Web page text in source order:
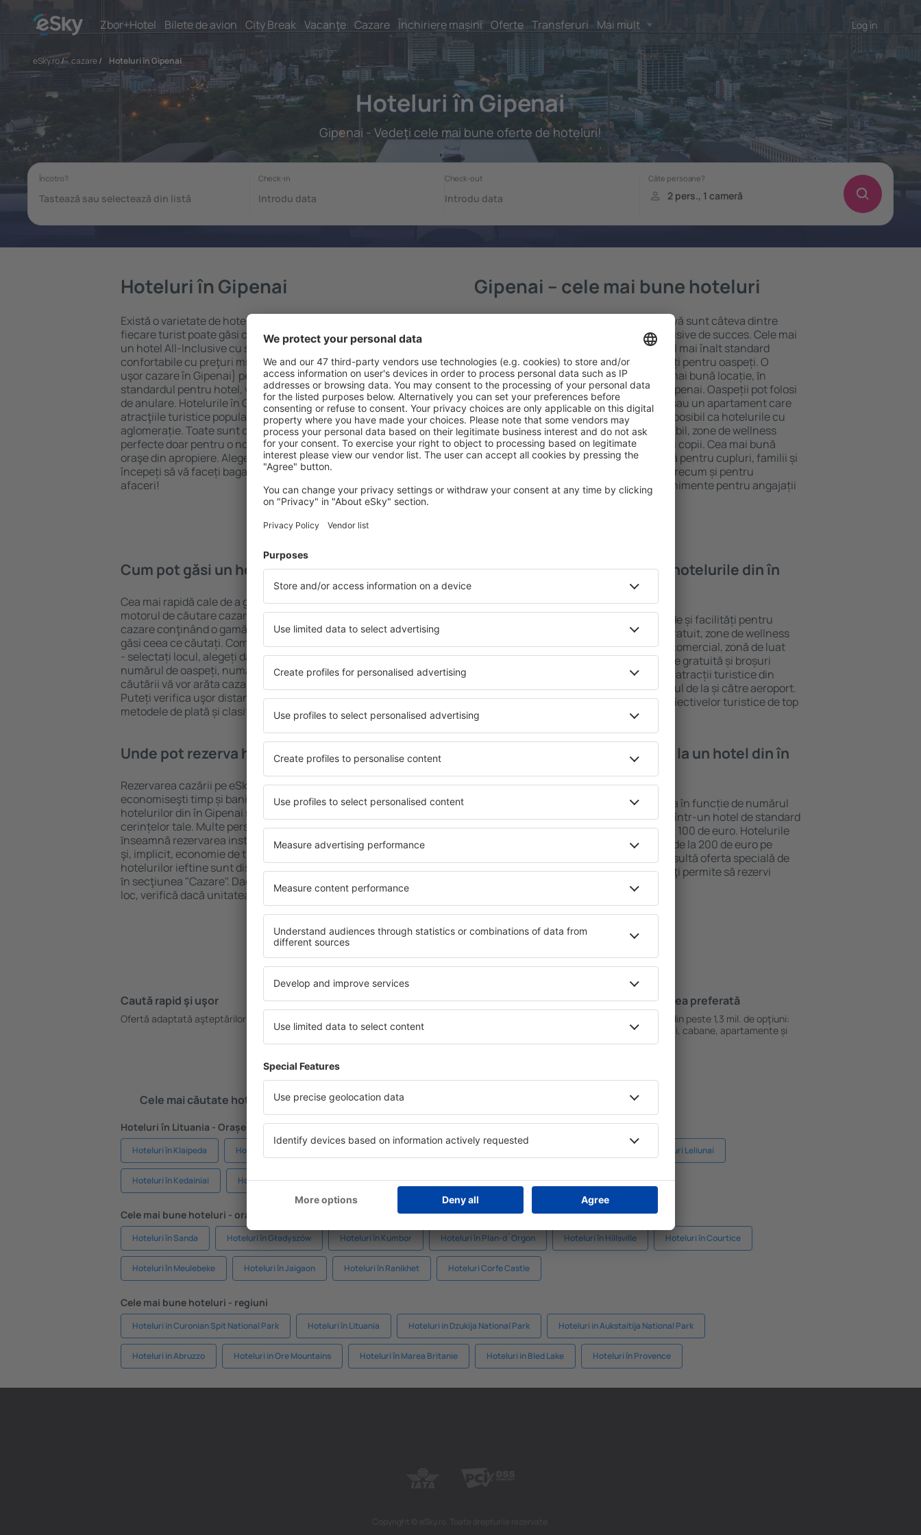
Zbor+Hotel Bilete de avion City Break Vacanţe Cazare Închiriere mașini Oferte Transferuri Mai mult Log in
eSky.ro/ cazare/ Hoteluri în Gipenai
Hoteluri în Gipenai
Gipenai - Vedeţi cele mai bune oferte de hoteluri!
Hoteluri în Gipenai
Există o varietate de hoteluri disponibile în Gipenai, astfel încât
fiecare turist poate găsi cazare potrivită nevoilor sale. Preferați
un hotel All-Inclusive cu standarde ȋnalte sau preferați hoteluri
confortabile cu preţuri mici? Cu ajutorul nostru puteți rezerva
uşor cazare în Gipenai} pentru orice buget! Selectați destinația şi
standardul pentru hotel, verificați metodele de plată și opțiunile
de anulare. Hotelurile în Gipenai sunt situate atât aproape de
atracţiile turistice populare, cât și puțin mai departe de
aglomerație. Toate sunt disponibile pentru o vacanță lungă sau
perfecte doar pentru o noapte atunci când doriţi să vizitaţi şi alte
oraşe din apropiere. Alegeți hotelul care vi se potriveşte și
începeți să vă faceți bagajele pentru o vacanţă sau călătorie de
afaceri!
Gipenai – cele mai bune hoteluri
O varietate de servicii și o locație atractivă sunt câteva dintre
elementele cheie ale unui hotel All-Inclusive de succes. Cele mai
bune hoteluri din Gipenai garantează cel mai înalt standard
pentru servicii și o gamă largă de facilități pentru oaspeți. O
cazare cu standarde ridicate oferă cea mai bună locație, ȋn
apropiere de principalele distracţii din Gipenai. Oaspeții pot folosi
parcarea gratuită și pot alege o cameră sau un apartament care
să corespundă perfect nevoilor lor. Este posibil ca hotelurile cu
standarde ȋnalte să ofere un meniu variabil, zone de wellness
precum spa și fitness, și activități pentru copii. Cea mai bună
cazare în Gipenai este o alegere perfectă pentru cupluri, familii și
persoane aflate în călătorie de afaceri, precum și pentru
companii care doresc să organizeze evenimente pentru angajații
lor.
Cum pot găsi un hotel în Gipenai?
Cea mai rapidă cale de a găsi un hotel în Gipenai este folosind
motorul de căutare cazare eSky. Baza mare de date cu locuri de
cazare conţinând o gamă largă de opţiuni este o garanție că veți
găsi ceea ce căutați. Completați câmpurile motorului de căutare
- selectați locul, alegeți data de check-in și check-out, adăugați
numărul de oaspeți, numărul de camere şi gata! Rezultatele
căutării vă vor arăta cazarea disponibilă ȋn perioada selectată.
Puteți verifica uşor distanța de la hotel ȋn centrul orașului,
metodele de plată și clasificarea hotelului.
Ce fel de facilităţi voi găsi ȋn hotelurile din în
Hotelurile în Gipenai au diferite standarde și facilități pentru
oaspeți. Cele mai frecvente sunt Wi-Fi gratuit, zone de wellness
cu SPA, mini bar/seif în cameră, centru comercial, zonă de luat
masa, zonă de joacă pentru copii, parcare gratuită și broșuri
informative despre cele mai interesante atracții turistice din
zonă. Unele proprietăți includ și transferul de la și către aeroport.
Uneori, acestea încurajează vizitarea obiectivelor turistice de top
în Gipenai.
Unde pot rezerva hoteluri ȋn în Gipenai?
Rezervarea cazării pe eSky.ro este o soluție care te va ajuta să
economiseşti timp și bani. Foloseşte motorul de căutare a
hotelurilor din în Gipenai și alege cazarea care corespunde
cerințelor tale. Multe persoane au ales pachetul Zbor+Hotel care
ȋnseamnă rezervarea instantanee a biletelor de avion şi a cazării
şi, implicit, economie de timp. Motorul de căutare și rezervarea
hotelurilor ieftine sunt disponibile pe pagina principală a eSky.ro,
ȋn secţiunea "Cazare". Dacă nu ai garanţia că excursia va avea
loc, verifică dacă unitatea de cazare permite anularea gratuită.
Cât costă o noapte de cazare la un hotel din în
Gipenai?
Prețul pe noapte în în Gipenai poate varia în funcție de numărul
de stele și de locaţia hotelului. O noapte într-un hotel de standard
mediu costă de la aproximativ 50 până la 100 de euro. Hotelurile
de cinci stele sunt disponibile ȋncepând de la 200 de euro pe
noapte. Dacă doreşti cazare ieftină, consultă oferta specială de
pachete Zbor+Hotel de pe eSky.ro, care ȋţi permite să rezervi
cazare și bilete de avion instantaneu.
Caută rapid şi uşor
Ofertă adaptată aşteptărilor tale.
Planifică ȋn siguranţă
gratuită de anulare.
Economiseşte mai mult Cazarea preferată
Alege din peste 1,3 mil. de opţiuni:
hoteluri, cabane, apartamente și
altele.
Cele mai căutate hoteluri de către utilizatorii eSky
Hoteluri în Lituania - Orașe populare
Hoteluri în Klaipeda Hoteluri în Neringa-Nida Hoteluri Leliunai
Hoteluri în Kedainiai Hoteluri în Plunge Hoteluri în Panevezys Hoteluri în Birstonas
Cele mai bune hoteluri - orașe
Hoteluri în Sanda Hoteluri în Gładyszów Hoteluri în Kumbor Hoteluri în Plan-d`Orgon Hoteluri în Hillsville Hoteluri în Courtice
Hoteluri în Meulebeke Hoteluri în Jaigaon Hoteluri în Ranikhet Hoteluri Corfe Castle
Cele mai bune hoteluri - regiuni
Hoteluri in Curonian Spit National Park Hoteluri în Lituania Hoteluri in Dzukija National Park Hoteluri in Aukstaitija National Park
Hoteluri in Abruzzo Hoteluri in Ore Mountains Hoteluri în Marea Britanie Hoteluri in Bled Lake Hoteluri în Provence
Copyright © eSky.ro. Toate drepturile rezervate.